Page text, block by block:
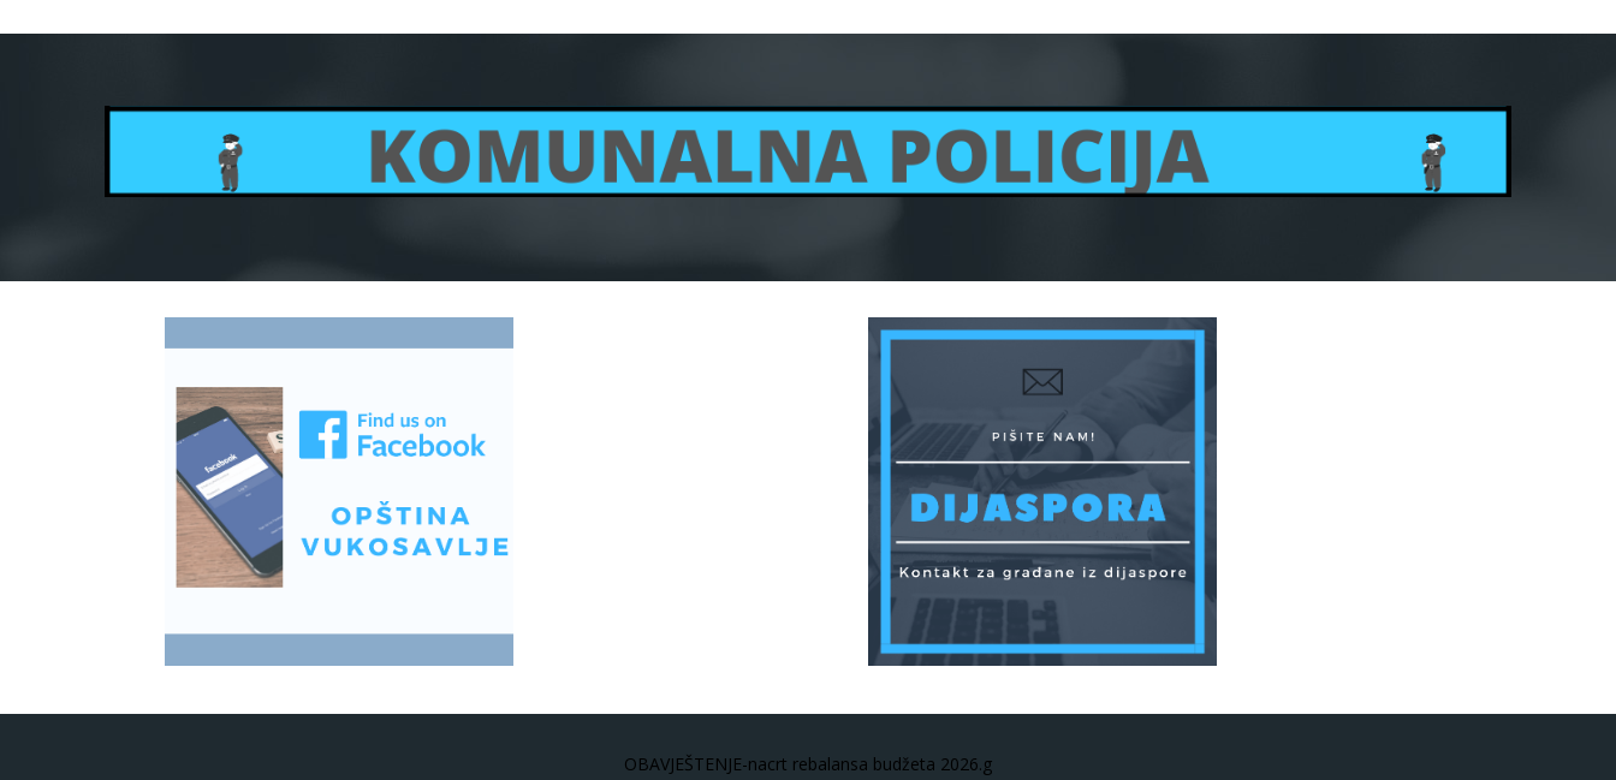
OBAVJEŠTENJE-nacrt rebalansa budžeta 2026.g